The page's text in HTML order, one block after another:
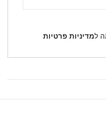
למדיניות פרטיות